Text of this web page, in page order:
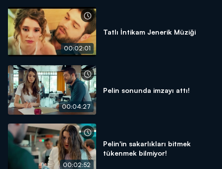
00:02:01
Tatlı İntikam Jenerik Müziği
00:04:27
Pelin sonunda imzayı attı!
00:02:52
Pelin'in sakarlıkları bitmek
tükenmek bilmiyor!